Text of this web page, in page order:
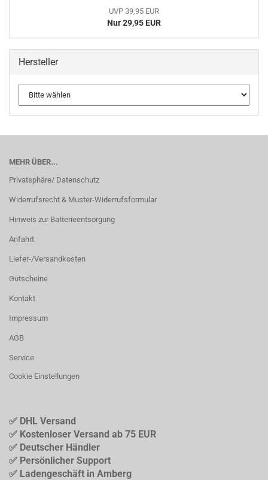
UVP 39,95 EUR
Nur 29,95 EUR
Hersteller
MEHR ÜBER...
Privatsphäre/ Datenschutz
Widerrufsrecht & Muster-Widerrufsformular
Hinweis zur Batterieentsorgung
Anfahrt
Liefer-/Versandkosten
Gutscheine
Kontakt
Impressum
AGB
Service
Cookie Einstellungen
✅ DHL Versand
✅ Kostenloser Versand ab 75 EUR
✅ Deutscher Händler
✅ Persönlicher Support
✅ Ladengeschäft in Amberg